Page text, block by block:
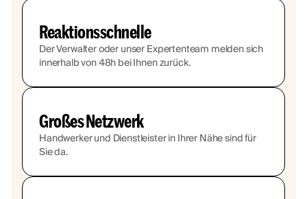
Reaktionsschnelle
Der Verwalter oder unser Expertenteam melden sich
innerhalb von 48h bei Ihnen zurück.
Großes Netzwerk
Handwerker und Dienstleister in Ihrer Nähe sind für
Sie da.